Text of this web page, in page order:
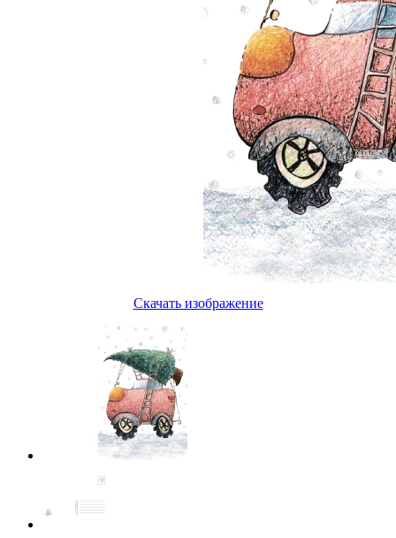
Скачать изображение